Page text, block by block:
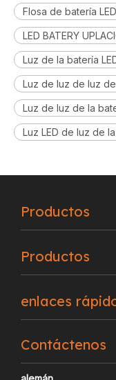
Flosa de batería
LED BATERY
Luz de la batería
Luz de luz de luz
Luz de luz de la
Luz LED de luz de
Productos
Productos
enlaces
Contáctenos